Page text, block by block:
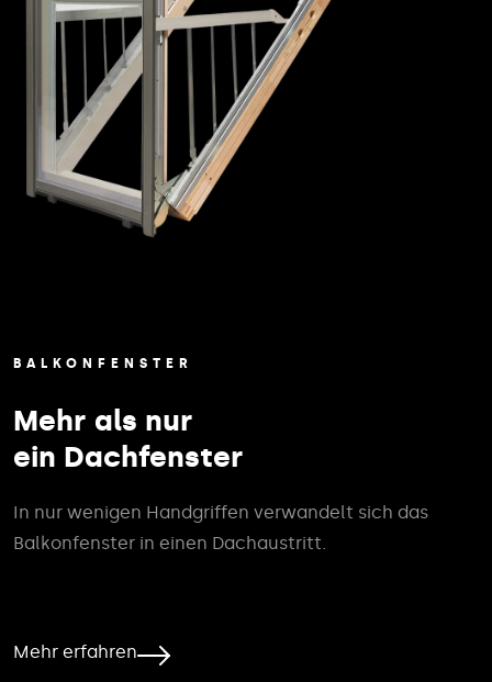
BALKONFENSTER
Mehr als nur
ein Dachfenster
In nur wenigen Handgriffen verwandelt sich das
Balkonfenster in einen Dachaustritt.
Mehr erfahren